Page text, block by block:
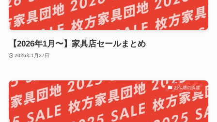
【2026年1月〜】家具店セールまとめ
2026年1月27日
お仏壇の浜屋